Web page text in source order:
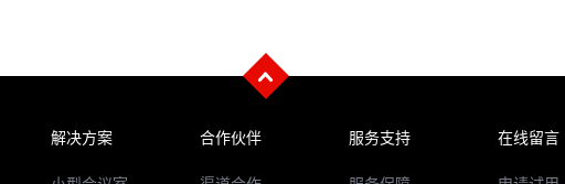
解决方案 合作伙伴 服务支持 在线留言